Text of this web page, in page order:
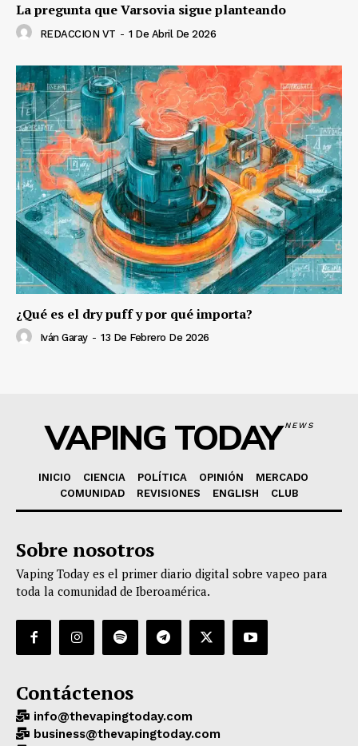
La pregunta que Varsovia sigue planteando
REDACCION VT - 1 De Abril De 2026
¿Qué es el dry puff y por qué importa?
Iván Garay - 13 De Febrero De 2026
VAPING TODAYNEWS
INICIO CIENCIA POLÍTICA OPINIÓN
MERCADO
COMUNIDAD
REVISIONES ENGLISH CLUB
Sobre nosotros
Vaping Today es el primer diario digital sobre vapeo para
toda la comunidad de Iberoamérica.
Contáctenos
info@thevapingtoday.com
business@thevapingtoday.com